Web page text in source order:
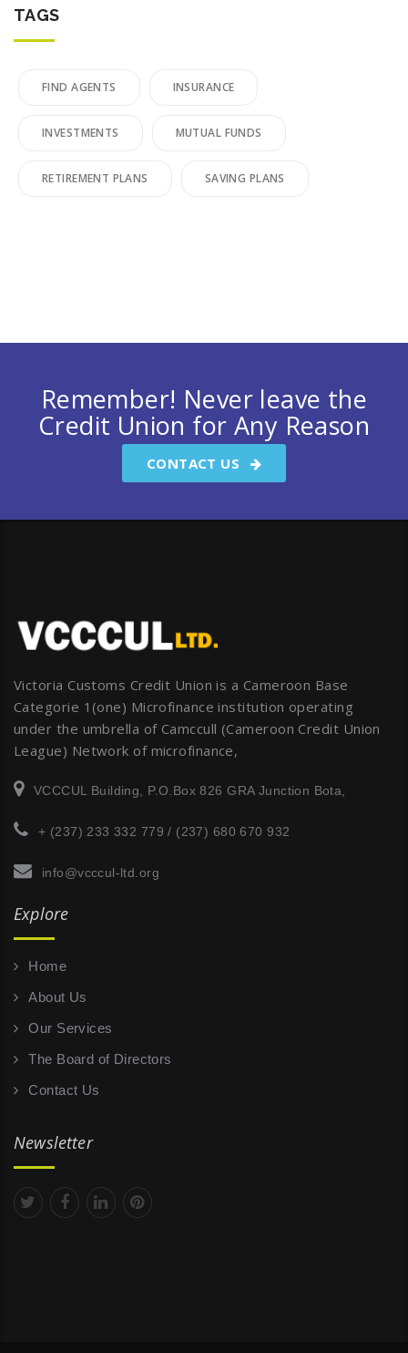
TAGS
FIND AGENTS INSURANCE
INVESTMENTS MUTUAL FUNDS
RETIREMENT PLANS SAVING PLANS
Remember! Never leave the
Credit Union for Any Reason
CONTACT US
Victoria Customs Credit Union is a Cameroon Base
Categorie 1(one) Microfinance institution operating
under the umbrella of Camccull (Cameroon Credit Union
League) Network of microfinance,
VCCCUL Building, P.O.Box 826 GRA Junction Bota,
+ (237) 233 332 779 / (237) 680 670 932
info@vcccul-ltd.org
Explore
Home
About Us
Our Services
The Board of Directors
Contact Us
Newsletter